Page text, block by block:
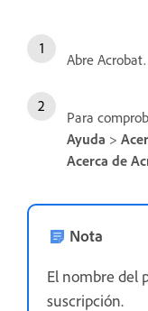
Abre Acrobat.
Para
Ayuda >
Acerca de
Nota
El nombre del
suscripción.